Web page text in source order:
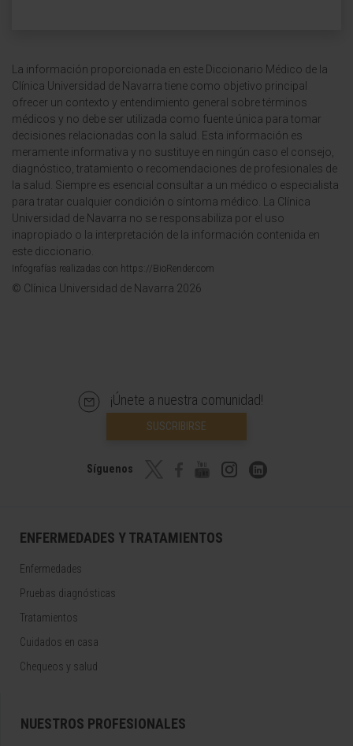
La información proporcionada en este Diccionario Médico de la
Clínica Universidad de Navarra tiene como objetivo principal
ofrecer un contexto y entendimiento general sobre términos
médicos y no debe ser utilizada como fuente única para tomar
decisiones relacionadas con la salud. Esta información es
meramente informativa y no sustituye en ningún caso el consejo,
diagnóstico, tratamiento o recomendaciones de profesionales de
la salud. Siempre es esencial consultar a un médico o especialista
para tratar cualquier condición o síntoma médico. La Clínica
Universidad de Navarra no se responsabiliza por el uso
inapropiado o la interpretación de la información contenida en
este diccionario.
Infografías realizadas con https://BioRender.com
© Clínica Universidad de Navarra 2026
¡Únete a nuestra comunidad!
SUSCRIBIRSE
Síguenos
ENFERMEDADES Y TRATAMIENTOS
Enfermedades
Pruebas diagnósticas
Tratamientos
Cuidados en casa
Chequeos y salud
NUESTROS PROFESIONALES